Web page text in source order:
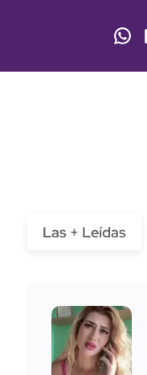
Las + Leídas